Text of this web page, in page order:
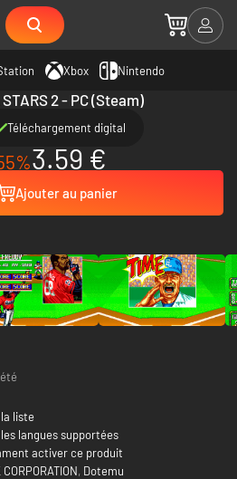
Xbox Nintendo
2 - PC (Steam)
Téléchargement digital
3.59 €
Ajouter au panier
liste
langues supportées
activer ce produit
, Dotemu